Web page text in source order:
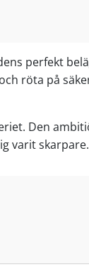
perfekt
röta på
Den
varit skarpare.